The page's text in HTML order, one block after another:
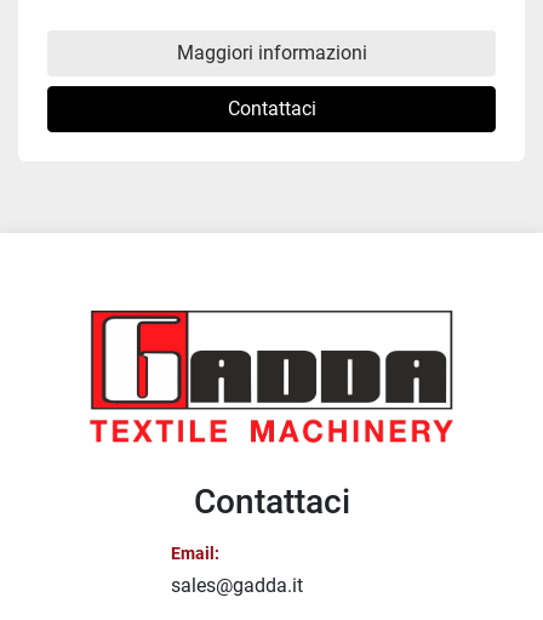
Maggiori informazioni
Contattaci
Contattaci
Email:
sales@gadda.it